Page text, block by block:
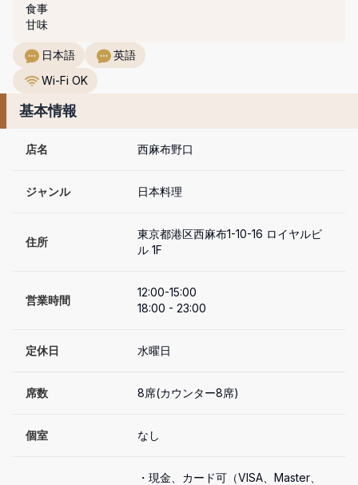
食事
甘味
日本語
英語
Wi-Fi OK
基本情報
店名 西麻布野口
ジャンル 日本料理
住所
東京都港区西麻布1-10-16 ロイヤルビ
ル 1F
営業時間
12:00-15:00
18:00 - 23:00
定休日 水曜日
席数 8席(カウンター8席)
個室 なし
・現金、カード可（VISA、Master、